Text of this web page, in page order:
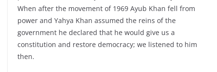
When after the movement of 1969 Ayub Khan fell from
power and Yahya Khan assumed the reins of the
government he declared that he would give us a
constitution and restore democracy; we listened to him
then.